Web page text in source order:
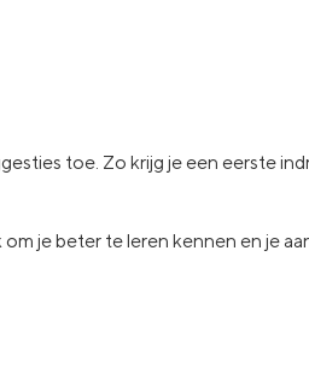
toe. Zo krijg je een eerste
om je beter te leren kennen en je